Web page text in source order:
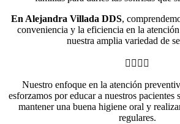
En Alejandra Villada DDS,
conveniencia y la eficiencia en la
nuestra amplia variedad de
👩‍⚕️🧑‍⚕️
Nuestro enfoque en la atención
esforzamos por educar a nuestros pacientes
mantener una buena higiene oral y
regulares.